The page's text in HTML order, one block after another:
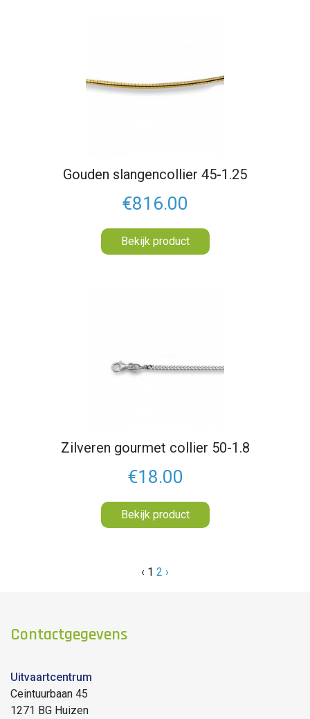
Gouden slangencollier 45-1.25
€816.00
Bekijk product
Zilveren gourmet collier 50-1.8
€18.00
Bekijk product
‹ 1 2 ›
Contactgegevens
Uitvaartcentrum
Ceintuurbaan 45
1271 BG Huizen